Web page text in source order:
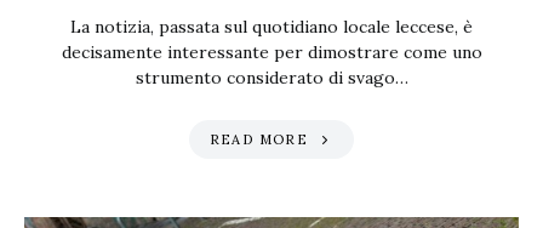
La notizia, passata sul quotidiano locale leccese, è
decisamente interessante per dimostrare come uno
strumento considerato di svago…
READ MORE